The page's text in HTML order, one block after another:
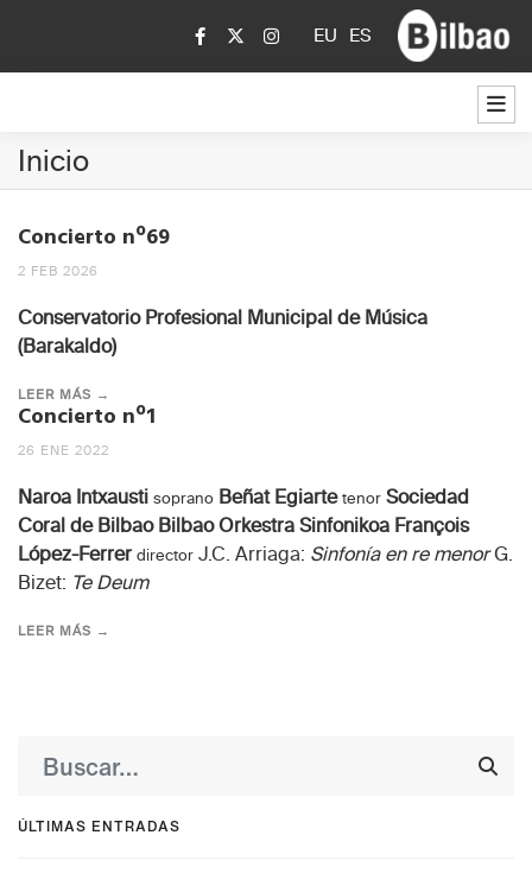
EU ES
Inicio
Concierto nº69
2 FEB 2026
Conservatorio Profesional Municipal de Música
(Barakaldo)
LEER MÁS →
Concierto nº1
26 ENE 2022
Naroa Intxausti soprano Beñat Egiarte tenor Sociedad
Coral de Bilbao Bilbao Orkestra Sinfonikoa François
López-Ferrer director J.C. Arriaga: Sinfonía en re menorG.
Bizet: Te Deum
LEER MÁS →
ÚLTIMAS ENTRADAS